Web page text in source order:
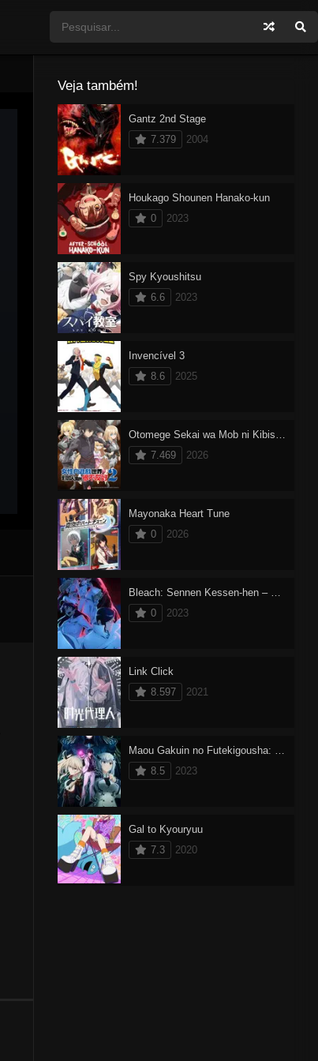
Veja também!
Gantz 2nd Stage
7.379
2004
Houkago Shounen Hanako-kun
0
2023
Spy Kyoushitsu
6.6
2023
Invencível 3
8.6
2025
Otomege Sekai wa Mob ni Kibishii Sekai desu 2 Dublado
7.469
2026
Mayonaka Heart Tune
0
2026
Bleach: Sennen Kessen-hen – Ketsubetsu-tan Dublado
0
2023
Link Click
8.597
2021
Maou Gakuin no Futekigousha: Shijou Saikyou no Maou no Shiso, Tensei shite Shison-tachi no Gakkou e Kayou II
8.5
2023
Gal to Kyouryuu
7.3
2020